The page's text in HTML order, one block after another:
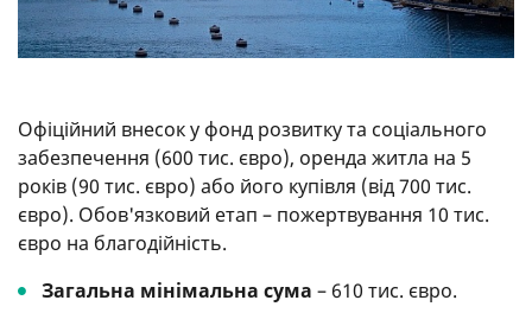
Офіційний внесок у фонд розвитку та соціального
забезпечення (600 тис. євро), оренда житла на 5
років (90 тис. євро) або його купівля (від 700 тис.
євро). Обов'язковий етап – пожертвування 10 тис.
євро на благодійність.
Загальна мінімальна сума – 610 тис. євро.